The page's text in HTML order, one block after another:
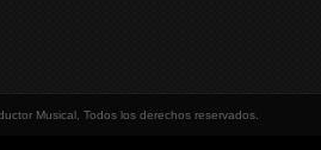
Musical, Todos los derechos reservados.